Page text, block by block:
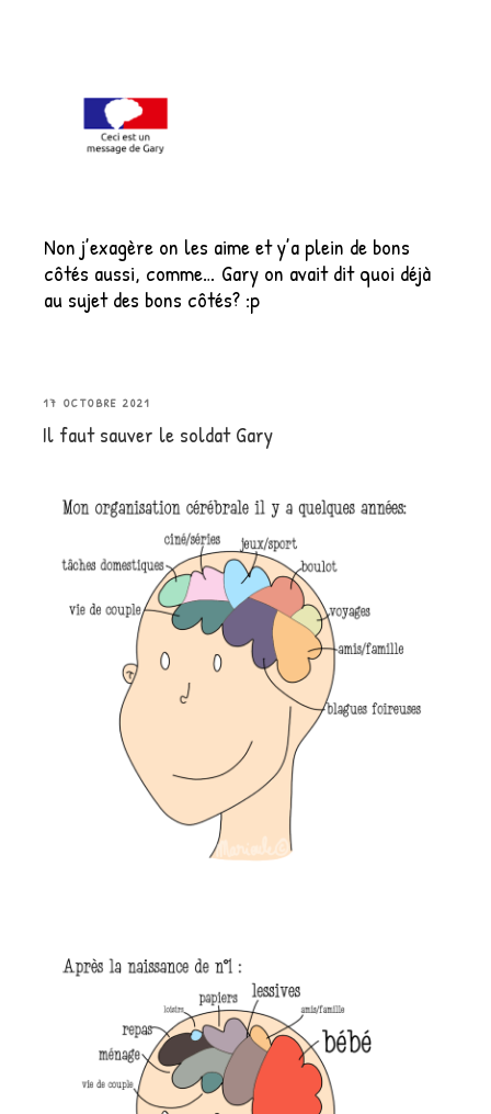
Non j’exagère on les aime et y’a plein de bons
côtés aussi, comme… Gary on avait dit quoi déjà
au sujet des bons côtés? :p
PUBLIÉ
LE
17 OCTOBRE 2021
Il faut sauver le soldat Gary